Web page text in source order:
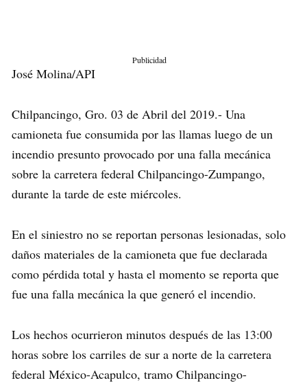
Publicidad
José Molina/API
Chilpancingo, Gro. 03 de Abril del 2019.- Una
camioneta fue consumida por las llamas luego de un
incendio presunto provocado por una falla mecánica
sobre la carretera federal Chilpancingo-Zumpango,
durante la tarde de este miércoles.
En el siniestro no se reportan personas lesionadas, solo
daños materiales de la camioneta que fue declarada
como pérdida total y hasta el momento se reporta que
fue una falla mecánica la que generó el incendio.
Los hechos ocurrieron minutos después de las 13:00
horas sobre los carriles de sur a norte de la carretera
federal México-Acapulco, tramo Chilpancingo-